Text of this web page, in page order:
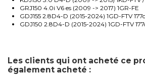
GRJ150 4.0i V6 es (2009 -> 2017) 1GR-FE
GDJ155 2.8D4-D (2015-2024) 1GD-FTV
GDJ150 2.8D4-D (2015-2024) 1GD-FTV
Les clients qui ont acheté ce
également acheté :